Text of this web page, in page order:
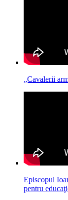
„Cavalerii
Episcopul
pentru